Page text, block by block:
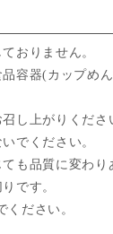
おりません。
容器(カップめ
し上がりくださ
でください。
も品質に変わり
です。
ださい。